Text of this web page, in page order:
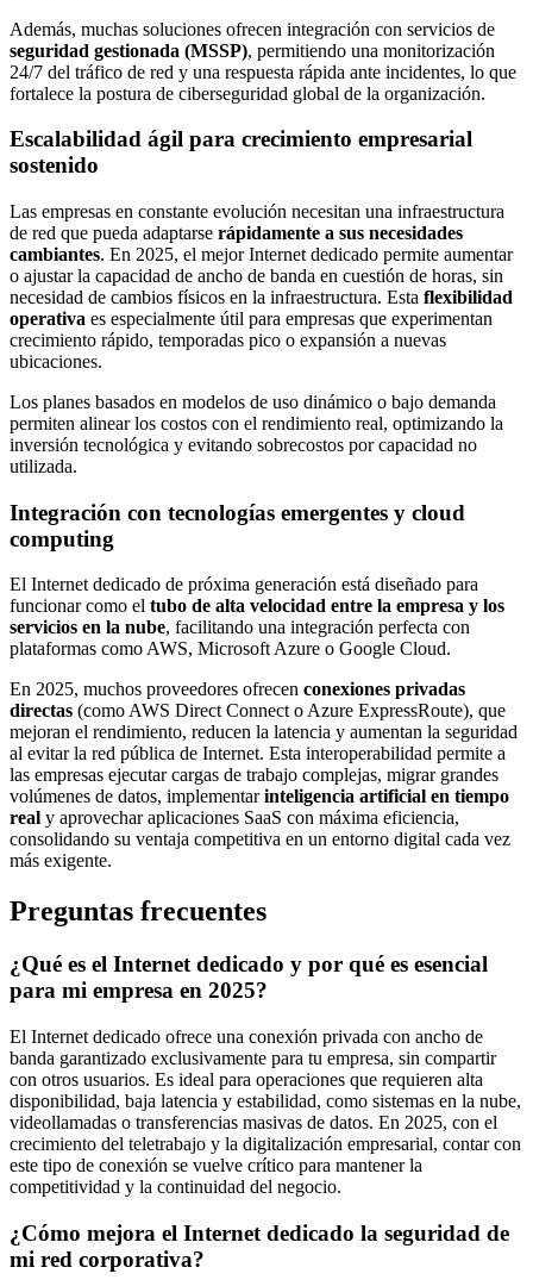
Además, muchas soluciones ofrecen integración con servicios de
seguridad gestionada (MSSP), permitiendo una monitorización
24/7 del tráfico de red y una respuesta rápida ante incidentes, lo que
fortalece la postura de ciberseguridad global de la organización.
Escalabilidad ágil para crecimiento empresarial
sostenido
Las empresas en constante evolución necesitan una infraestructura
de red que pueda adaptarse rápidamente a sus necesidades
cambiantes. En 2025, el mejor Internet dedicado permite aumentar
o ajustar la capacidad de ancho de banda en cuestión de horas, sin
necesidad de cambios físicos en la infraestructura. Esta flexibilidad
operativa es especialmente útil para empresas que experimentan
crecimiento rápido, temporadas pico o expansión a nuevas
ubicaciones.
Los planes basados en modelos de uso dinámico o bajo demanda
permiten alinear los costos con el rendimiento real, optimizando la
inversión tecnológica y evitando sobrecostos por capacidad no
utilizada.
Integración con tecnologías emergentes y cloud
computing
El Internet dedicado de próxima generación está diseñado para
funcionar como el tubo de alta velocidad entre la empresa y los
servicios en la nube, facilitando una integración perfecta con
plataformas como AWS, Microsoft Azure o Google Cloud.
En 2025, muchos proveedores ofrecen conexiones privadas
directas (como AWS Direct Connect o Azure ExpressRoute), que
mejoran el rendimiento, reducen la latencia y aumentan la seguridad
al evitar la red pública de Internet. Esta interoperabilidad permite a
las empresas ejecutar cargas de trabajo complejas, migrar grandes
volúmenes de datos, implementarinteligencia artificial en tiempo
real y aprovechar aplicaciones SaaS con máxima eficiencia,
consolidando su ventaja competitiva en un entorno digital cada vez
más exigente.
Preguntas frecuentes
¿Qué es el Internet dedicado y por qué es esencial
para mi empresa en 2025?
El Internet dedicado ofrece una conexión privada con ancho de
banda garantizado exclusivamente para tu empresa, sin compartir
con otros usuarios. Es ideal para operaciones que requieren alta
disponibilidad, baja latencia y estabilidad, como sistemas en la nube,
videollamadas o transferencias masivas de datos. En 2025, con el
crecimiento del teletrabajo y la digitalización empresarial, contar con
este tipo de conexión se vuelve crítico para mantener la
competitividad y la continuidad del negocio.
¿Cómo mejora el Internet dedicado la seguridad de
mi red corporativa?